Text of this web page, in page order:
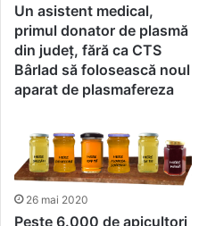
Un asistent medical,
primul donator de plasmă
din județ, fără ca CTS
Bârlad să folosească noul
aparat de plasmafereza
26 mai 2020
Peste 6.000 de apicultori